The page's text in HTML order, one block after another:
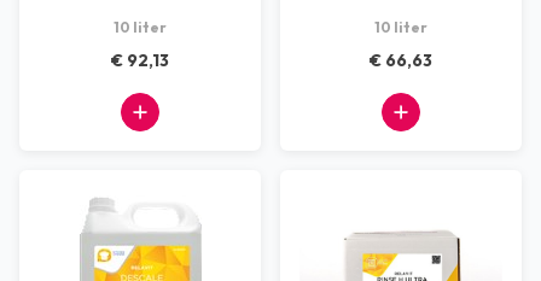
10 liter
€ 92,13
10 liter
€ 66,63